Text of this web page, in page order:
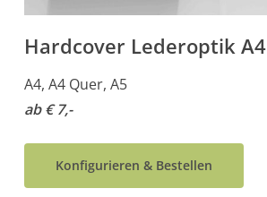
Hardcover Lederoptik A4
A4, A4 Quer, A5
ab € 7,-
Konfigurieren & Bestellen